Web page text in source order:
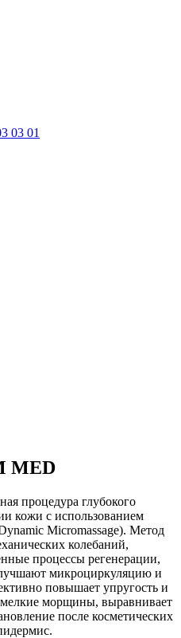
03 01
MED
процедура глубокого
кожи с использованием
Micromassage). Метод
колебаний,
процессы регенерации,
микроциркуляцию и
повышает упругость и
мелкие морщины, выравнивает
после косметических